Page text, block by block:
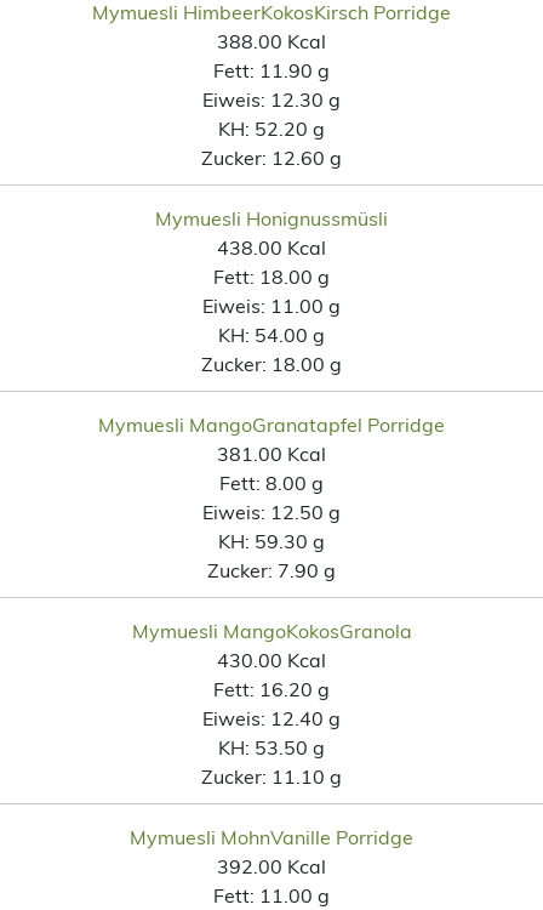
Mymuesli HimbeerKokosKirsch Porridge
388.00 Kcal
Fett: 11.90 g
Eiweis: 12.30 g
KH: 52.20 g
Zucker: 12.60 g
Mymuesli Honignussmüsli
438.00 Kcal
Fett: 18.00 g
Eiweis: 11.00 g
KH: 54.00 g
Zucker: 18.00 g
Mymuesli MangoGranatapfel Porridge
381.00 Kcal
Fett: 8.00 g
Eiweis: 12.50 g
KH: 59.30 g
Zucker: 7.90 g
Mymuesli MangoKokosGranola
430.00 Kcal
Fett: 16.20 g
Eiweis: 12.40 g
KH: 53.50 g
Zucker: 11.10 g
Mymuesli MohnVanille Porridge
392.00 Kcal
Fett: 11.00 g